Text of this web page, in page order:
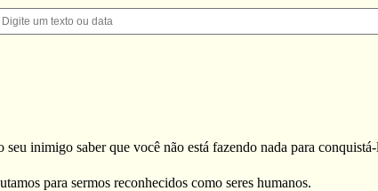
inimigo saber que você não está fazendo nada para
para sermos reconhecidos como seres humanos.